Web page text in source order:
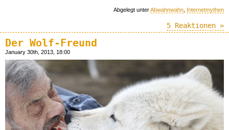
Abgelegt unterAbwahnwahn Internetmythen
5 Reaktionen »
Der Wolf-Freund
January 30th, 2013, 18:00